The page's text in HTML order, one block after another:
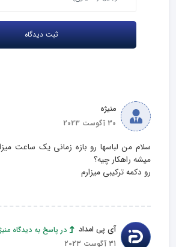
منیژه
30 آگوست 2023
سلام من لباسها رو بازه زمانی یک ساعت
رو دکمه ترکیبی میزارم
آی پی امداد
در پاسخ به دیدگاه
31 آگوست 2023